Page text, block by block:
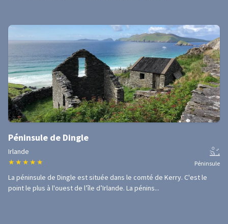
Péninsule de Dingle
Irlande
★ ★ ★ ★ ★ Péninsule
La péninsule de Dingle est située dans le comté de Kerry. C'est le
point le plus à l'ouest de l’île d’Irlande. La pénins...